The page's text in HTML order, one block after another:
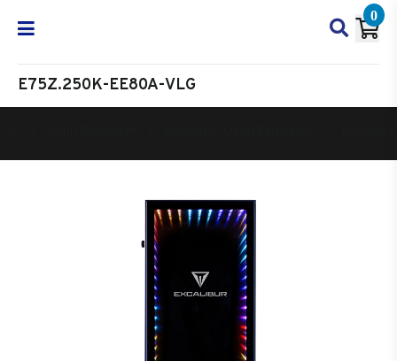
0
E75Z.250K-EE80A-VLG